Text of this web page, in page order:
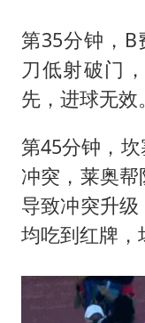
第35分钟，B
刀低射破门
先，进球无效。
第45分钟，
冲突，莱奥帮
导致冲突升
均吃到红牌，